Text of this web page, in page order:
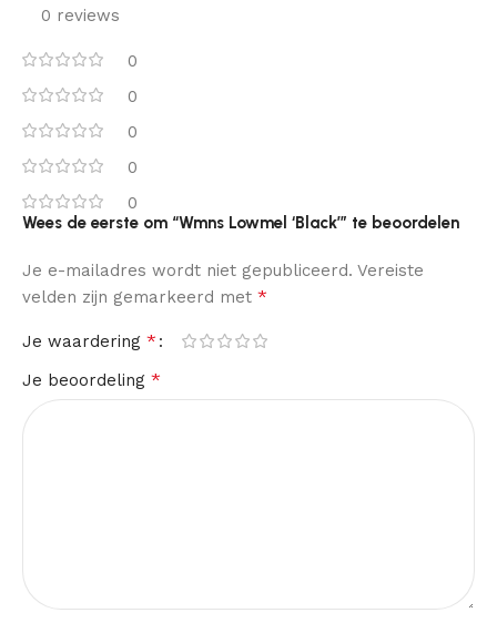
0 reviews
0
0
0
0
0
Wees de eerste om “Wmns Lowmel ‘Black’” te beoordelen
Je e-mailadres wordt niet gepubliceerd. Vereiste
velden zijn gemarkeerd met *
Je waardering *
Je beoordeling *